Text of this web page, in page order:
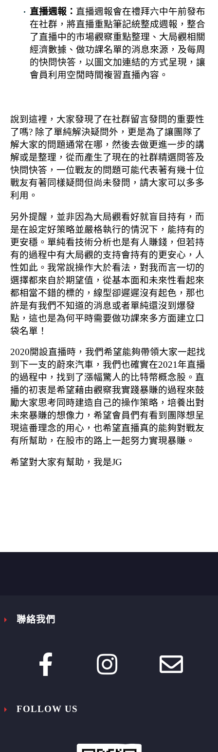
直播週報： 直播週報會在禮拜六中午前發布
在社群，將直播重點筆記統整成週報，整合
了直播中的市場觀察重點整理、大局觀相關
經濟數據、做功課名單的消息來源，及每周
的快問快答，以圖文加連結的方式呈現，讓
會員利用空閒時間複習直播內容。
說到這裡，大家發現了在社群留言發問的重要性
了嗎? 除了單純解決疑問外，更是為了讓團隊了
解大家的問題通常在哪，然後去做更進一步的講
解或是整理，從而產生了現在的社群精選問答及
快問快答，一位戰友的問題可能代表著有幾十位
戰友有著同樣疑問但尚未發問，請大家可以多多
利用。
另外提醒，並非因為大局觀看好就盲目持有，而
是在設定好策略並嚴格執行的情況下，能持有的
更安穩。單純看技術分析也是有人賺錢，但若持
有的過程中有大局觀的支持會持有的更安心，人
性如此。我常說操作大於看法，對我而言一切的
選擇都來自於期望值，從基本面和未來性看起來
都相當不錯的標的，線型卻遲遲沒有起色，那也
許是有我們不知道的消息或者單純還沒到爆發
點，這也是為何平時需要做功課來多方面建立口
袋名單！
2020開設直播時，我們希望能夠帶領大家一起找
到下一支的蔚來汽車，我們也確實在2021年直播
的過程中，找到了漲幅驚人的比特幣概念股。直
播的初衷是希望藉由觀察我實踐暴賺的過程來鼓
勵大家思考同時建造自己的操作策略，培養出對
未來暴賺的想像力，希望會員們有看到團隊想呈
現這番理念的用心，也希望直播真的能夠對戰友
有所幫助，在股市的路上一起努力實現暴賺。
希望對大家有幫助，我是JG

 聯絡我們

 
 


 FOLLOW US